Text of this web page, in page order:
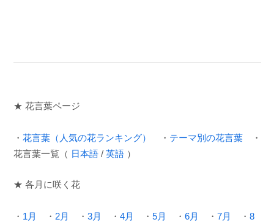
★ 花言葉ページ
・ 花言葉（人気の花ランキング） ・ テーマ別の花言葉 ・
花言葉一覧（ 日本語 / 英語 ）
★ 各月に咲く花
・ 1月 ・ 2月 ・ 3月 ・ 4月 ・ 5月 ・ 6月 ・ 7月 ・ 8